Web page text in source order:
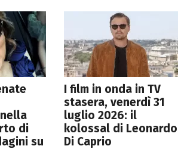
di
su
I film in onda in TV
stasera, venerdì 31
luglio 2026: il
kolossal di Leonardo
Di Caprio